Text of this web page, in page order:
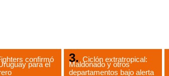
confirmó
para el
Ciclón extratropical:
Maldonado y otros